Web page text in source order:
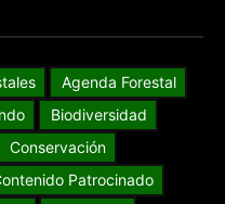
Agenda Forestal
Biodiversidad
Conservación
Patrocinado